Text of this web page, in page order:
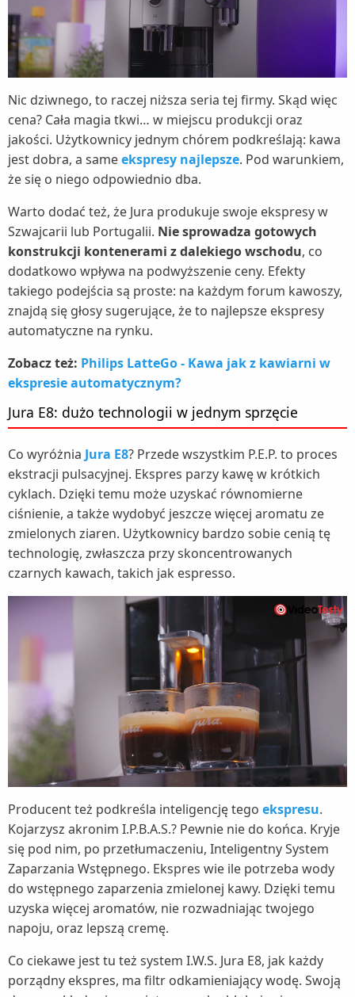
Nic dziwnego, to raczej niższa seria tej firmy. Skąd więc
cena? Cała magia tkwi… w miejscu produkcji oraz
jakości. Użytkownicy jednym chórem podkreślają: kawa
jest dobra, a sameekspresy najlepsze. Pod warunkiem,
że się o niego odpowiednio dba.
Warto dodać też, że Jura produkuje swoje ekspresy w
Szwajcarii lub Portugalii. Nie sprowadza gotowych
konstrukcji kontenerami z dalekiego wschodu, co
dodatkowo wpływa na podwyższenie ceny. Efekty
takiego podejścia są proste: na każdym forum kawoszy,
znajdą się głosy sugerujące, że to najlepsze ekspresy
automatyczne na rynku.
Zobacz też: Philips LatteGo - Kawa jak z kawiarni w
ekspresie automatycznym?
Jura E8: dużo technologii w jednym sprzęcie
Co wyróżnia Jura E8? Przede wszystkim P.E.P. to proces
ekstracji pulsacyjnej. Ekspres parzy kawę w krótkich
cyklach. Dzięki temu może uzyskać równomierne
ciśnienie, a także wydobyć jeszcze więcej aromatu ze
zmielonych ziaren. Użytkownicy bardzo sobie cenią tę
technologię, zwłaszcza przy skoncentrowanych
czarnych kawach, takich jak espresso.
Producent też podkreśla inteligencję tego ekspresu.
Kojarzysz akronim I.P.B.A.S.? Pewnie nie do końca. Kryje
się pod nim, po przetłumaczeniu, Inteligentny System
Zaparzania Wstępnego. Ekspres wie ile potrzeba wody
do wstępnego zaparzenia zmielonej kawy. Dzięki temu
uzyska więcej aromatów, nie rozwadniając twojego
napoju, oraz lepszą cremę.
Co ciekawe jest tu też system I.W.S. Jura E8, jak każdy
porządny ekspres, ma filtr odkamieniający wodę. Swoją